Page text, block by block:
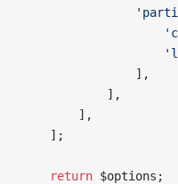
                ],
            ],
        ],
    ];
    return
$options;